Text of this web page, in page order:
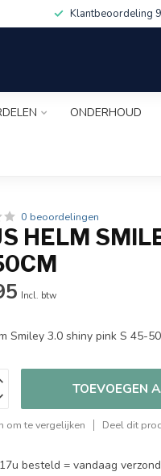
Klantbeoordeling
ONDERHOUD
0 beoordelingen
HELM
Incl. btw
Smiley 3.0 shiny pink S 45-
TOEVOEGEN
om te vergelijken Deel dit
besteld = vandaag